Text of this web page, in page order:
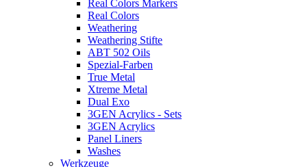
Real Colors Markers
Real Colors
Weathering
Weathering Stifte
ABT 502 Oils
Spezial-Farben
True Metal
Xtreme Metal
Dual Exo
3GEN Acrylics - Sets
3GEN Acrylics
Panel Liners
Washes
Werkzeuge